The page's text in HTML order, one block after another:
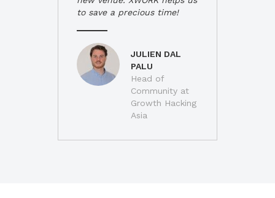
to save a precious time!
JULIEN DAL
PALU
Head of
Community at
Growth Hacking
Asia